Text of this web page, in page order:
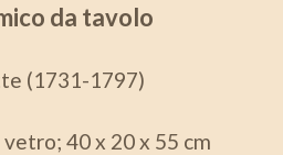
da tavolo
(1731-1797)
40 x 20 x 55 cm